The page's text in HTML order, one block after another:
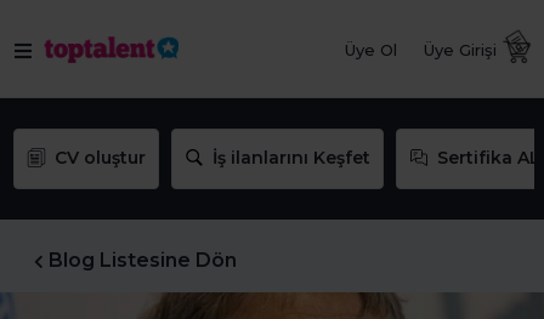
Üye Ol Üye Girişi
CV oluştur İş ilanlarını Keşfet Sertifika AL
Blog Listesine Dön